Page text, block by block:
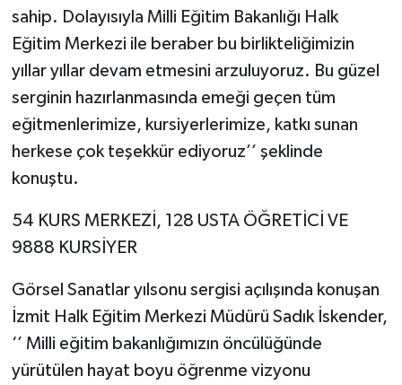
sahip. Dolayısıyla Milli Eğitim Bakanlığı Halk
Eğitim Merkezi ile beraber bu birlikteliğimizin
yıllar yıllar devam etmesini arzuluyoruz. Bu güzel
serginin hazırlanmasında emeği geçen tüm
eğitmenlerimize, kursiyerlerimize, katkı sunan
herkese çok teşekkür ediyoruz’’ şeklinde
konuştu.
54 KURS MERKEZİ, 128 USTA ÖĞRETİCİ VE
9888 KURSİYER
Görsel Sanatlar yılsonu sergisi açılışında konuşan
İzmit Halk Eğitim Merkezi Müdürü Sadık İskender,
‘’ Milli eğitim bakanlığımızın öncülüğünde
yürütülen hayat boyu öğrenme vizyonu